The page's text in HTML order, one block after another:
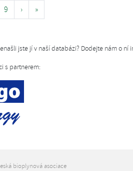
9 › »
jste jí v naší databázi? Dodejte nám o
s partnerem:
bioplynová asociace